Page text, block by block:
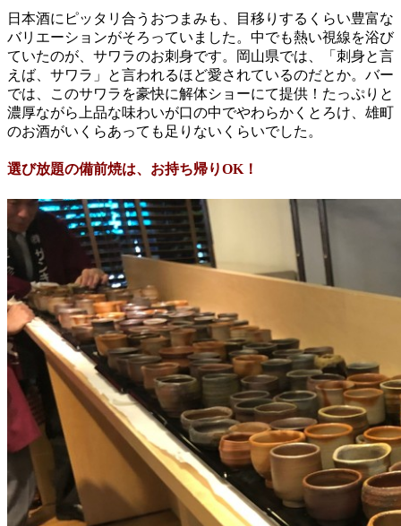
日本酒にピッタリ合うおつまみも、目移りするくらい豊富な
バリエーションがそろっていました。中でも熱い視線を浴び
ていたのが、サワラのお刺身です。岡山県では、「刺身と言
えば、サワラ」と言われるほど愛されているのだとか。バー
では、このサワラを豪快に解体ショーにて提供！たっぷりと
濃厚ながら上品な味わいが口の中でやわらかくとろけ、雄町
のお酒がいくらあっても足りないくらいでした。
選び放題の備前焼は、お持ち帰りOK！